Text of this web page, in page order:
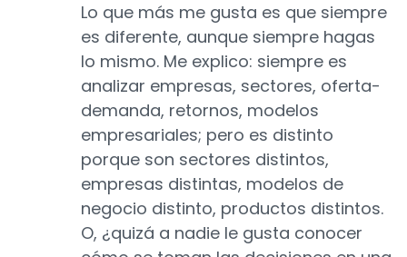
Lo que más me gusta es que siempre
es diferente, aunque siempre hagas
lo mismo. Me explico: siempre es
analizar empresas, sectores, oferta-
demanda, retornos, modelos
empresariales; pero es distinto
porque son sectores distintos,
empresas distintas, modelos de
negocio distinto, productos distintos.
O, ¿quizá a nadie le gusta conocer